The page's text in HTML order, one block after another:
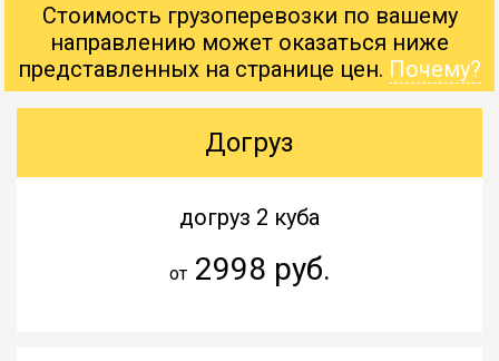
Стоимость грузоперевозки по вашему
направлению может оказаться ниже
представленных на странице цен. Почему?
Догруз
догруз 2 куба
от2998 руб.